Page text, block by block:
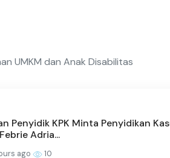
UMKM dan Anak Disabilitas
Penyidik KPK Minta Penyidikan
Adria...
ago 10